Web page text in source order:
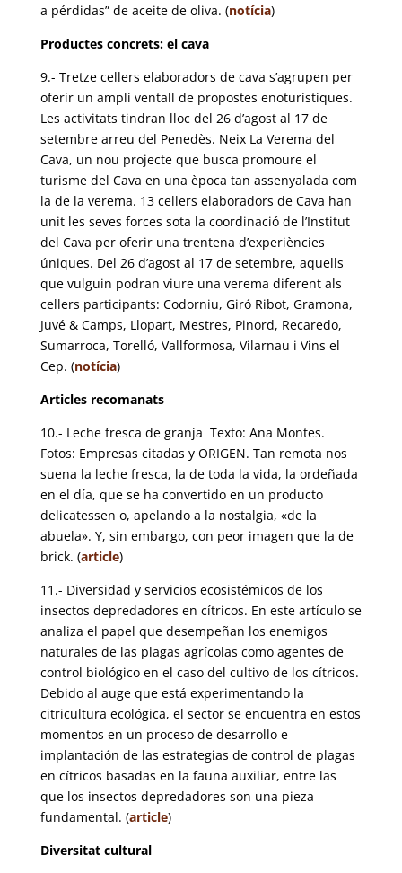
a pérdidas” de aceite de oliva. (notícia)
Productes concrets: el cava
9.- Tretze cellers elaboradors de cava s’agrupen per
oferir un ampli ventall de propostes enoturístiques.
Les activitats tindran lloc del 26 d’agost al 17 de
setembre arreu del Penedès. Neix La Verema del
Cava, un nou projecte que busca promoure el
turisme del Cava en una època tan assenyalada com
la de la verema. 13 cellers elaboradors de Cava han
unit les seves forces sota la coordinació de l’Institut
del Cava per oferir una trentena d’experiències
úniques. Del 26 d’agost al 17 de setembre, aquells
que vulguin podran viure una verema diferent als
cellers participants: Codorniu, Giró Ribot, Gramona,
Juvé & Camps, Llopart, Mestres, Pinord, Recaredo,
Sumarroca, Torelló, Vallformosa, Vilarnau i Vins el
Cep. (notícia)
Articles recomanats
10.- Leche fresca de granja Texto: Ana Montes.
Fotos: Empresas citadas y ORIGEN. Tan remota nos
suena la leche fresca, la de toda la vida, la ordeñada
en el día, que se ha convertido en un producto
delicatessen o, apelando a la nostalgia, «de la
abuela». Y, sin embargo, con peor imagen que la de
brick. (article)
11.- Diversidad y servicios ecosistémicos de los
insectos depredadores en cítricos. En este artículo se
analiza el papel que desempeñan los enemigos
naturales de las plagas agrícolas como agentes de
control biológico en el caso del cultivo de los cítricos.
Debido al auge que está experimentando la
citricultura ecológica, el sector se encuentra en estos
momentos en un proceso de desarrollo e
implantación de las estrategias de control de plagas
en cítricos basadas en la fauna auxiliar, entre las
que los insectos depredadores son una pieza
fundamental. (article)
Diversitat cultural